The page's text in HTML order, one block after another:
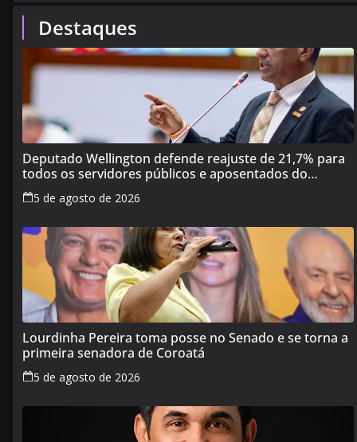
Destaques
Deputado Wellington defende reajuste de 21,7% para
todos os servidores públicos e aposentados do
Maranhão
5 de agosto de 2026
Lourdinha Pereira toma posse no Senado e se torna a
primeira senadora de Coroatá
5 de agosto de 2026